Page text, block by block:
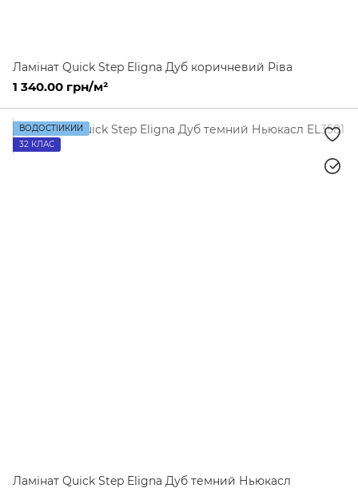
Ламінат Quick Step Eligna Дуб коричневий Ріва
1 340.00 грн/м²
ВОДОСТІЙКИЙ
32 КЛАС
Ламінат Quick Step Eligna Дуб темний Ньюкасл